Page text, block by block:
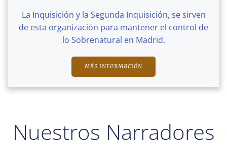
La Inquisición y la Segunda Inquisición, se sirven
de esta organización para mantener el control de
lo Sobrenatural en Madrid.
MÁS INFORMACIÓN
Nuestros Narradores